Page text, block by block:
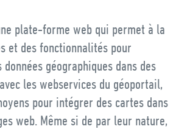
plate-forme web qui permet à la
et des fonctionnalités pour
géographiques dans des
les webservices du géoportail,
pour intégrer des cartes dans
web. Même si de par leur nature,